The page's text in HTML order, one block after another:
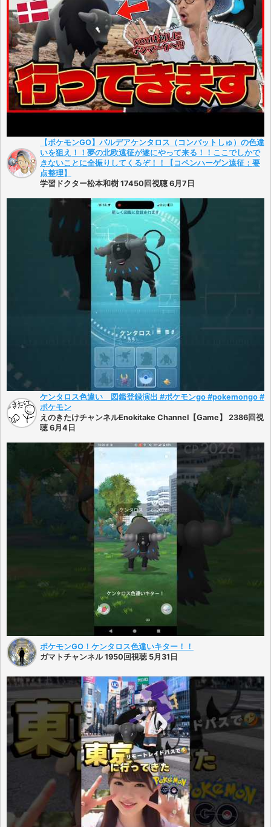
【ポケモンGO】パルデアケンタロス（コンバットしゅ）の色違
いを狙え！！夢の北欧遠征が遂にやって来る！！ここでしかで
きないことに全振りしてくるぞ！！【コペンハーゲン遠征：要
点整理】
学習ドクター松本和樹 17450回視聴 6月7日
ケンタロス色違い 図鑑登録演出 #ポケモンgo #pokemongo #
ポケモン
えのきたけチャンネルEnokitake Channel【Game】 2386回視
聴 6月4日
ポケモンGO！ケンタロス色違いキター！！
ガマトチャンネル 1950回視聴 5月31日